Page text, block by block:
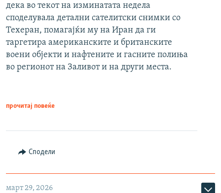
дека во текот на изминатата недела
споделувала детални сателитски снимки со
Техеран, помагајќи му на Иран да ги
таргетира американските и британските
воени објекти и нафтените и гасните полиња
во регионот на Заливот и на други места.
прочитај повеќе
Сподели
март 29, 2026